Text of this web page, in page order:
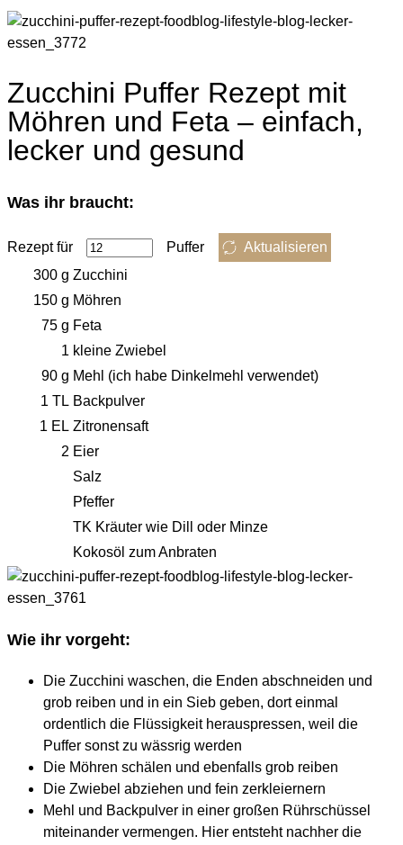
Zucchini Puffer Rezept mit
Möhren und Feta – einfach,
lecker und gesund
Was ihr braucht:
Rezept für Puffer
Aktualisieren
300 g Zucchini
150 g Möhren
75 g Feta
1 kleine Zwiebel
90 g Mehl (ich habe Dinkelmehl verwendet)
1 TL Backpulver
1 EL Zitronensaft
2 Eier
Salz
Pfeffer
TK Kräuter wie Dill oder Minze
Kokosöl zum Anbraten
Wie ihr vorgeht:
Die Zucchini waschen, die Enden abschneiden und
grob reiben und in ein Sieb geben, dort einmal
ordentlich die Flüssigkeit herauspressen, weil die
Puffer sonst zu wässrig werden
Die Möhren schälen und ebenfalls grob reiben
Die Zwiebel abziehen und fein zerkleiernern
Mehl und Backpulver in einer großen Rührschüssel
miteinander vermengen. Hier entsteht nachher die